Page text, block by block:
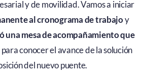
y de movilidad. Vamos a iniciar
al cronograma de trabajoy
una mesa de acompañamiento que
para conocer el avance de la solución
del nuevo puente.